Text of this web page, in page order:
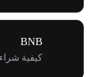
BNB
كيفية شراء BNB